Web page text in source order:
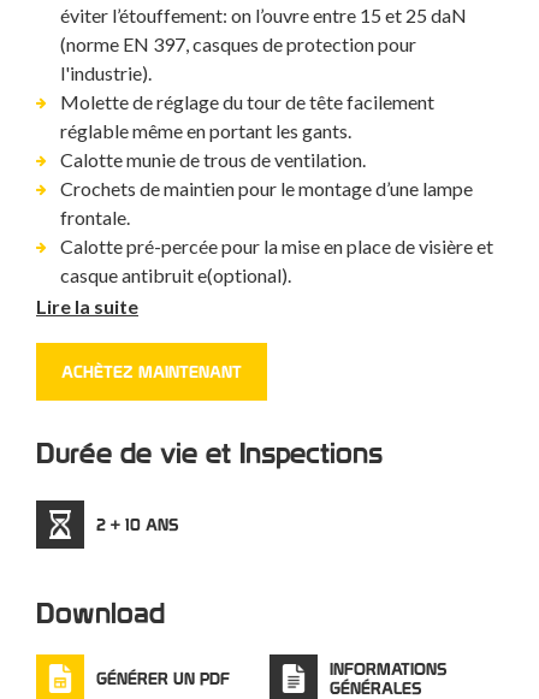
éviter l’étouffement: on l’ouvre entre 15 et 25 daN
(norme EN 397, casques de protection pour
l'industrie).
Molette de réglage du tour de tête facilement
réglable même en portant les gants.
Calotte munie de trous de ventilation.
Crochets de maintien pour le montage d’une lampe
frontale.
Calotte pré-percée pour la mise en place de visière et
casque antibruit e(optional).
Système interne « à toile d’araignée » avec
Taille unique (52-64 cm).
gommée noire « Soft Touch ».
Version HV (haute visibilité) en couleur jaune fluo et
autocollants réfléchissants.
Produit de qualité totalement réalisé en Italie!
Lire la suite
ACHÈTEZ MAINTENANT
Durée de vie et Inspections
2 + 10 ANS
Download
GÉNÉRER UN PDF
INFORMATIONS
GÉNÉRALES